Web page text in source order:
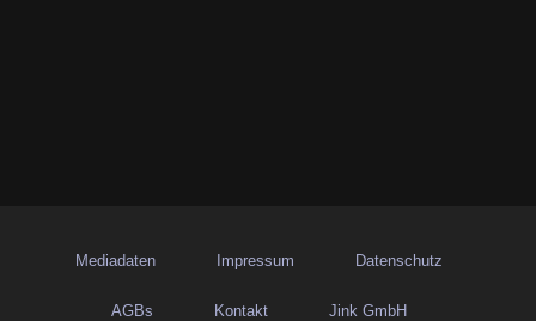
Mediadaten Impressum Datenschutz
AGBs Kontakt Jink GmbH